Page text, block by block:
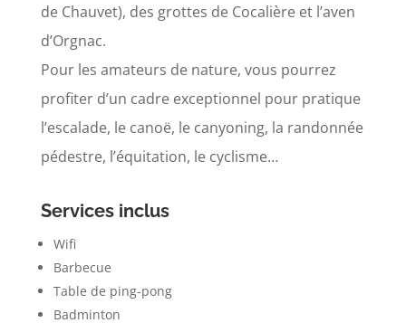
de Chauvet), des grottes de Cocalière et l’aven
d’Orgnac.
Pour les amateurs de nature, vous pourrez
profiter d’un cadre exceptionnel pour pratique
l’escalade, le canoë, le canyoning, la randonnée
pédestre, l’équitation, le cyclisme…
Services inclus
Wifi
Barbecue
Table de ping-pong
Badminton